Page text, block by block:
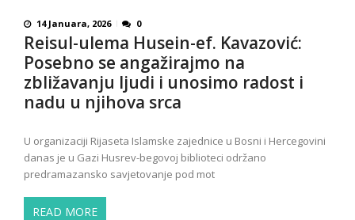
14 Januara, 2026 0
Reisul-ulema Husein-ef. Kavazović:
Posebno se angažirajmo na
zbližavanju ljudi i unosimo radost i
nadu u njihova srca
U organizaciji Rijaseta Islamske zajednice u Bosni i Hercegovini
danas je u Gazi Husrev-begovoj biblioteci održano
predramazansko savjetovanje pod mot
READ MORE